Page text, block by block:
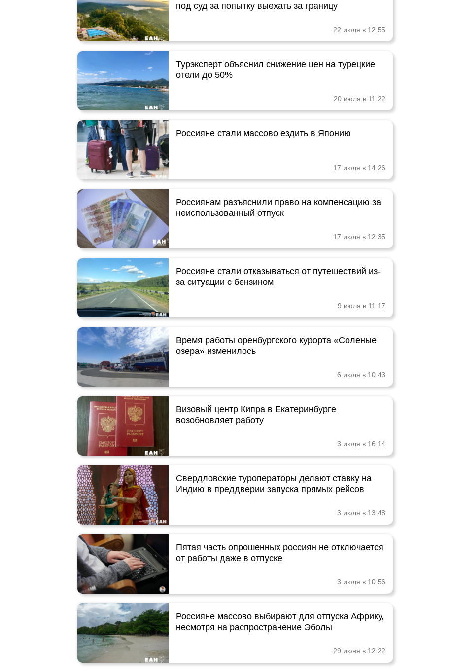
под суд за попытку выехать за границу
22 июля в 12:55
Турэксперт объяснил снижение цен на турецкие
отели до 50%
20 июля в 11:22
Россияне стали массово ездить в Японию
17 июля в 14:26
Россиянам разъяснили право на компенсацию за
неиспользованный отпуск
17 июля в 12:35
Россияне стали отказываться от путешествий из-
за ситуации с бензином
9 июля в 11:17
Время работы оренбургского курорта «Соленые
озера» изменилось
6 июля в 10:43
Визовый центр Кипра в Екатеринбурге
возобновляет работу
3 июля в 16:14
Свердловские туроператоры делают ставку на
Индию в преддверии запуска прямых рейсов
3 июля в 13:48
Пятая часть опрошенных россиян не отключается
от работы даже в отпуске
3 июля в 10:56
Россияне массово выбирают для отпуска Африку,
несмотря на распространение Эболы
29 июня в 12:22